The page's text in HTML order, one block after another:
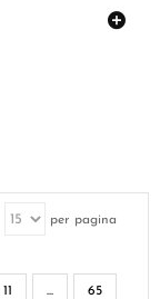
per pagina
11 ... 65